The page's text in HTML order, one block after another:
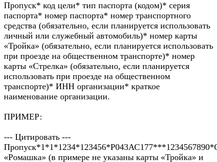
Пропуск* код цели* тип паспорта (кодом)* серия
паспорта* номер паспорта* номер транспортного
средства (обязательно, если планируется использовать
личный или служебный автомобиль)* номер карты
«Тройка» (обязательно, если планируется использовать
при проезде на общественном транспорте)* номер
карты «Стрелка» (обязательно, если планируется
использовать при проезде на общественном
транспорте)* ИНН организации* краткое
наименование организации.
ПРИМЕР:
--- Цитировать ---
«Ромашка» (в примере не указаны карты «Тройка» и